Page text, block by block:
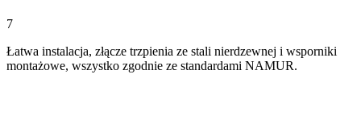
7
Łatwa instalacja, złącze trzpienia ze stali nierdzewnej i wsporniki
montażowe, wszystko zgodnie ze standardami NAMUR.